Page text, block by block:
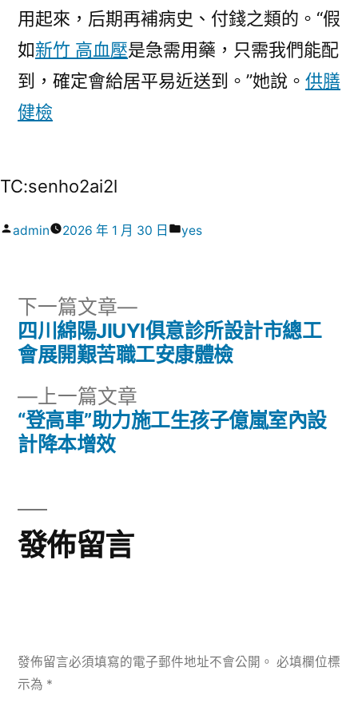
用起來，后期再補病史、付錢之類的。“假
如新竹 高血壓是急需用藥，只需我們能配
到，確定會給居平易近送到。”她說。 供膳
健檢
TC:senho2ai2l
作
admin 2026 年 1 月 30 日
分
yes
文
導
覽
上一篇文章
一
“登高車”助力施工生孩子億嵐室內設
計降本增效
下一篇文章
下
一
篇
四川綿陽JIUYI俱意診所設計市總工
會展開艱苦職工安康體檢
發佈留言
發佈留言必須填寫的電子郵件地址不會公開。 必填欄位標
示為 *